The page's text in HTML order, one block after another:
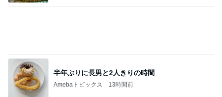
半年ぶりに長男と2人きりの時間
Amebaトピックス 13時間前